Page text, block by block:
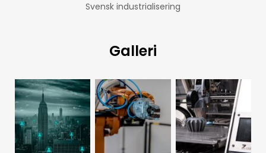
Svensk industrialisering
Galleri